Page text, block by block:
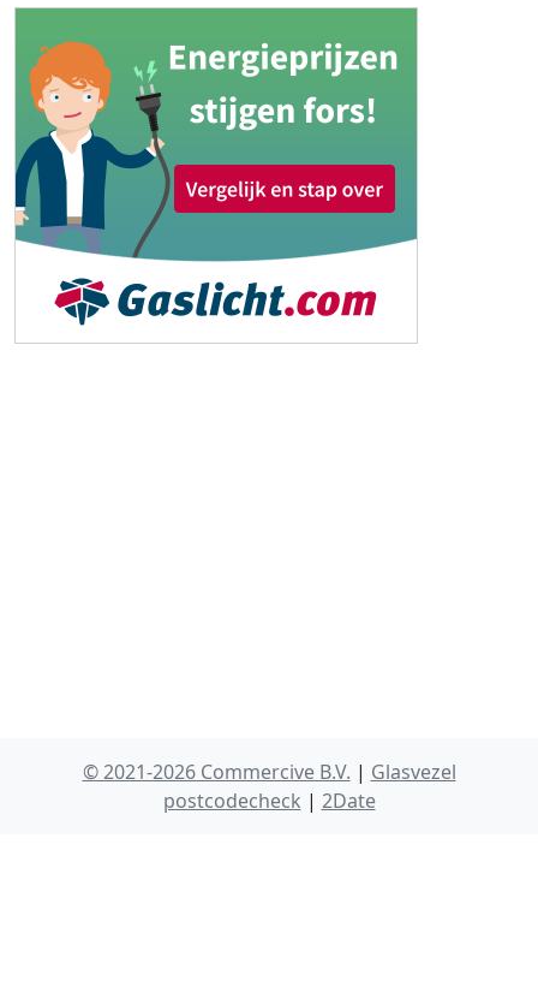
© 2021-2026 Commercive B.V. | Glasvezel
postcodecheck | 2Date